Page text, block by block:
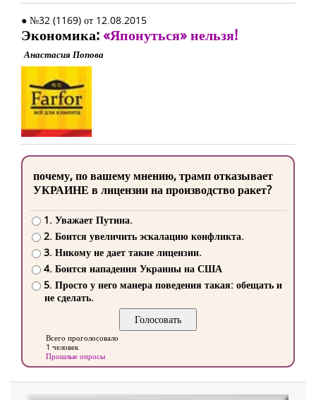
● №32 (1169) от 12.08.2015
Экономика:«Японуться» нельзя!
Анастасия Попова
почему, по вашему мнению, трамп отказывает
УКРАИНЕ в лицензии на производство ракет?
1. Уважает Путина.
2. Боится увеличить эскалацию конфликта.
3. Никому не дает такие лицензии.
4. Боится нападения Украины на США
5. Просто у него манера поведения такая: обещать и
не сделать.
Всего проголосовало
1 человек
Прошлые опросы